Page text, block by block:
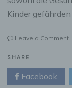
Kinder
Leave a Commenton
SHARE
Facebook